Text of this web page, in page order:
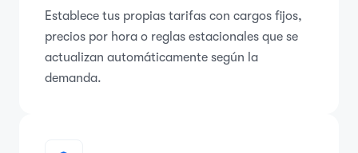
Establece tus propias tarifas con cargos fijos,
precios por hora o reglas estacionales que se
actualizan automáticamente según la
demanda.